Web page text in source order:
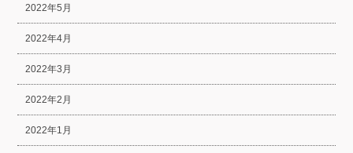
2022年5月
2022年4月
2022年3月
2022年2月
2022年1月